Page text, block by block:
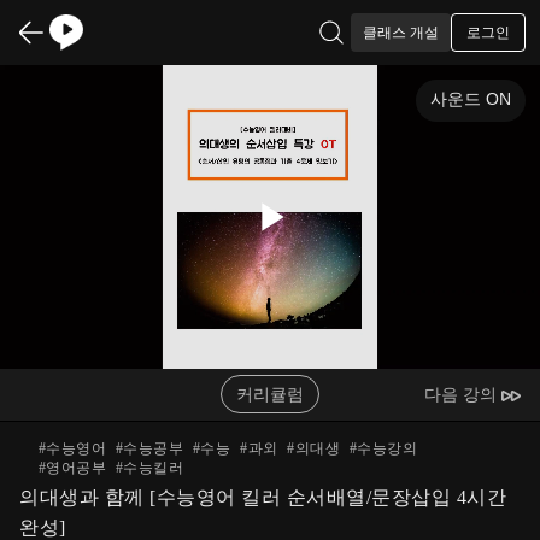
클래스 개설 로그인
Play
Video
사운드 ON
커리큘럼 다음 강의
#수능영어 #수능공부 #수능 #과외 #의대생 #수능강의
#영어공부 #수능킬러
의대생과 함께 [수능영어 킬러 순서배열/문장삽입 4시간
완성]